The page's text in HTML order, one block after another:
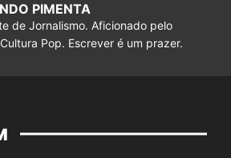
PIMENTA
de Jornalismo. Aficionado pelo
Pop. Escrever é um prazer.